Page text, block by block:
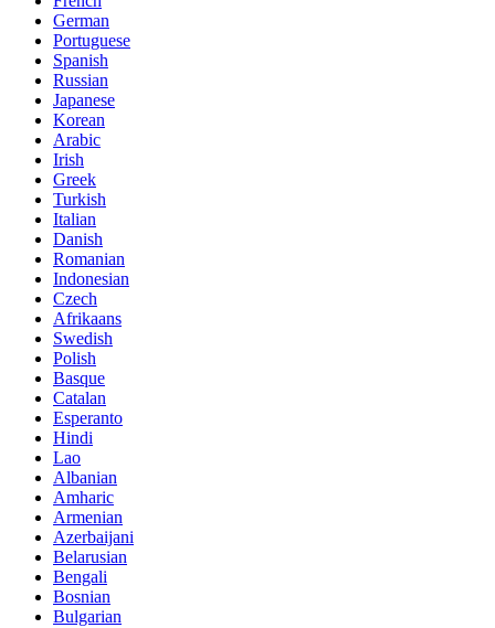
German
Portuguese
Spanish
Russian
Japanese
Korean
Arabic
Irish
Greek
Turkish
Italian
Danish
Romanian
Indonesian
Czech
Afrikaans
Swedish
Polish
Basque
Catalan
Esperanto
Hindi
Lao
Albanian
Amharic
Armenian
Azerbaijani
Belarusian
Bengali
Bosnian
Bulgarian